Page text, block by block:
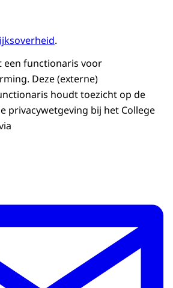
.
een functionaris voor
Deze (externe)
houdt toezicht op de
privacywetgeving bij het College